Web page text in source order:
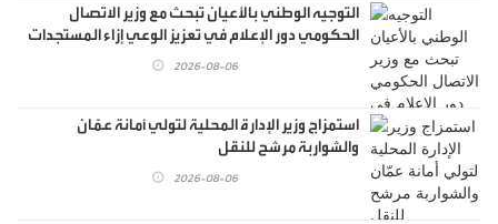
التوجيه الوطني بالأعيان تبحث مع وزير الاتصال
الحكومي دور الإعلام في تعزيز الوعي إزاء المستجدات
2026-08-06
استمزاج وزير الإدارة المحلية لتولي أمانة عمّان
والشواربة مرشح للنقل
2026-08-06